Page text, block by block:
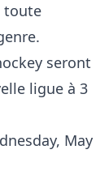
toute
seront
ligue à 3
May